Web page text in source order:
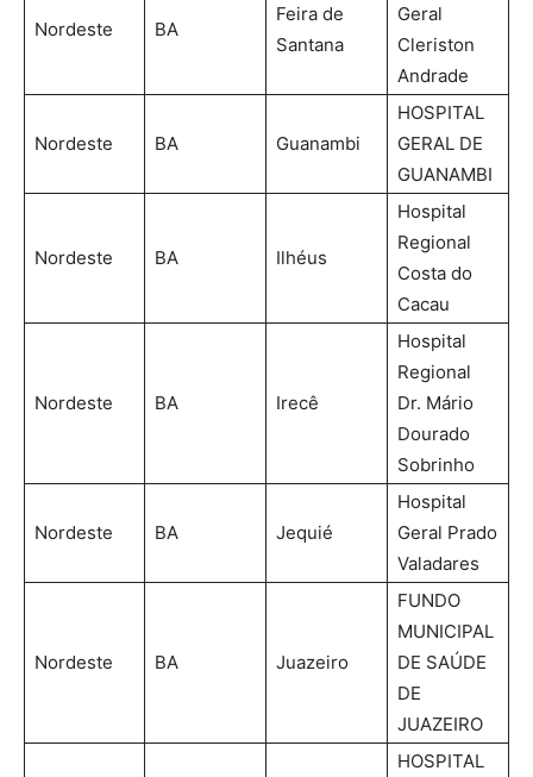
Nordeste BA
Feira de
Santana
Geral
Cleriston
Andrade
Nordeste BA Guanambi
HOSPITAL
GERAL DE
GUANAMBI
Nordeste BA Ilhéus
Hospital
Regional
Costa do
Cacau
Nordeste BA Irecê
Hospital
Regional
Dr. Mário
Dourado
Sobrinho
Nordeste BA Jequié
Hospital
Geral Prado
Valadares
Nordeste BA Juazeiro
FUNDO
MUNICIPAL
DE SAÚDE
DE
JUAZEIRO
HOSPITAL